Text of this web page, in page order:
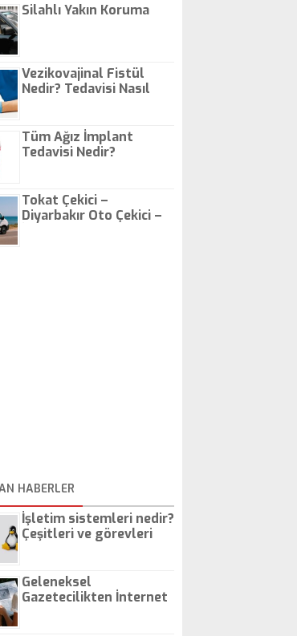
Silahlı Yakın Koruma
Vezikovajinal Fistül
Nedir? Tedavisi Nasıl
Tüm Ağız İmplant
Tedavisi Nedir?
Tokat Çekici –
Diyarbakır Oto Çekici –
HABERLER
İşletim sistemleri nedir?
Çeşitleri ve görevleri
Geleneksel
Gazetecilikten İnternet